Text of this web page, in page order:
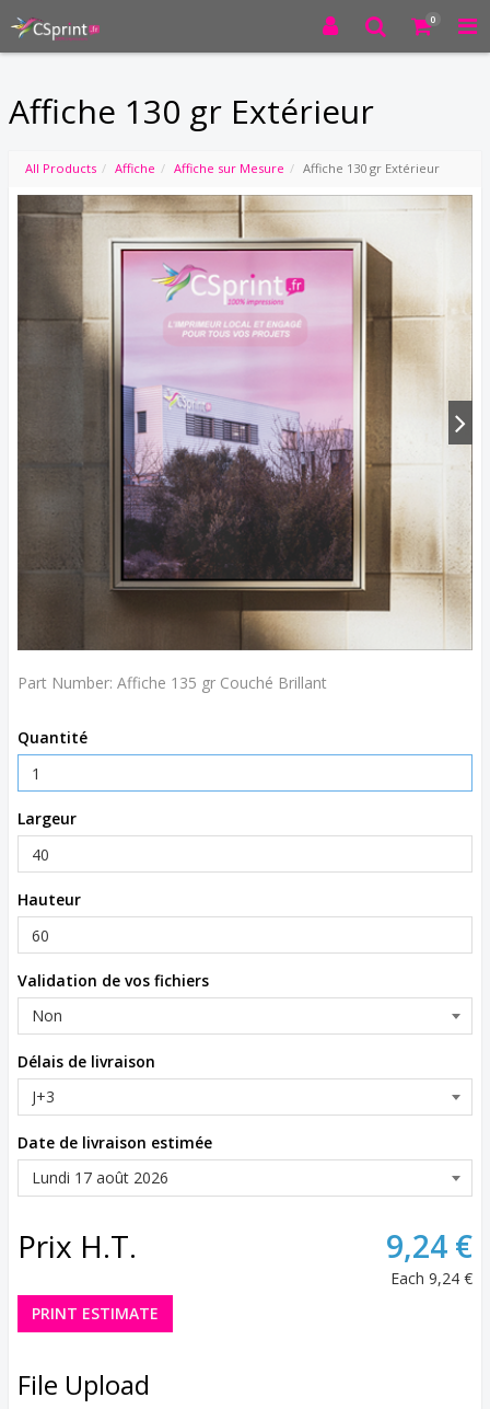
0
Affiche 130 gr Extérieur
All Products Affiche Affiche sur Mesure Affiche 130 gr Extérieur
Part Number: Affiche 135 gr Couché Brillant
Quantité
Largeur
Hauteur
Validation de vos fichiers
Délais de livraison
Date de livraison estimée
Prix H.T. 9,24 €
Each 9,24 €
PRINT ESTIMATE
File Upload